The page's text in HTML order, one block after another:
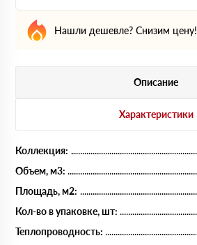
Нашли дешевле? Снизим цену!
Описание
Характеристики
Коллекция:
Объем, м3:
Площадь, м2:
Кол-во в упаковке, шт:
Теплопроводность: